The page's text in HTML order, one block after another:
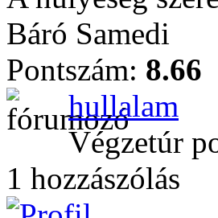
Báró Samedi
Pontszám: 8.66
hullalam
Végzetúr
1 hozzászólás